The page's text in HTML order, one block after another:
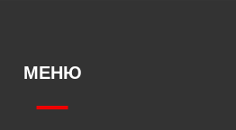
МЕНЮ